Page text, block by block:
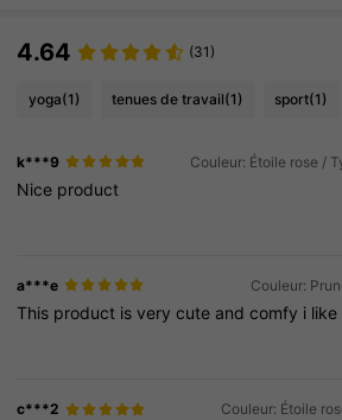
4.64 (31)
yoga(1) tenues de travail(1) sport(1)
k***9 Couleur: Étoile rose /
Nice product
a***e Couleur:
This product isverycute andcomfy i like
c***2 Couleur: Étoile